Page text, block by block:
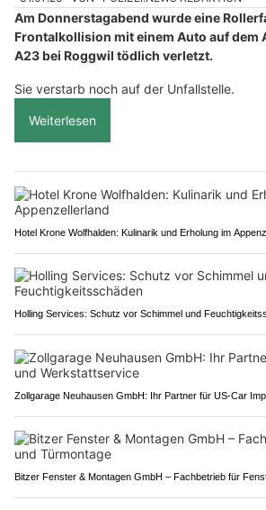
Am Donnerstagabend wurde eine
Frontalkollision mit einem Auto auf
A23 bei Roggwil tödlich verletzt.
Sie verstarb noch auf der Unfallstelle.
Weiterlesen
Hotel Krone Wolfhalden: Kulinarik und Erholung im
Holling Services: Schutz vor Schimmel und
Zollgarage Neuhausen GmbH: Ihr Partner für US-Car
Bitzer Fenster & Montagen GmbH – Fachbetrieb für